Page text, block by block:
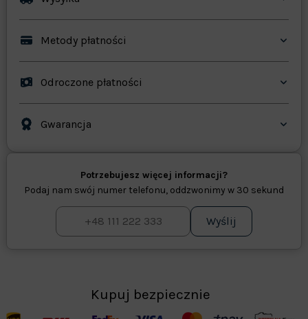
Metody płatności
Odroczone płatności
Gwarancja
Potrzebujesz więcej informacji?
Podaj nam swój numer telefonu, oddzwonimy w 30 sekund
Wyślij
Kupuj bezpiecznie